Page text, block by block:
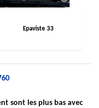
Epaviste 33
sont les plus bas avec